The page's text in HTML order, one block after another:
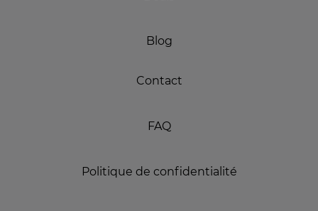
Blog
Contact
FAQ
Politique de confidentialité